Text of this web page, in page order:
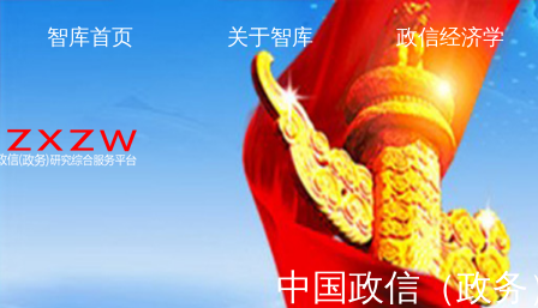
中国政信（政
智库首页 关于智库 政信经济学